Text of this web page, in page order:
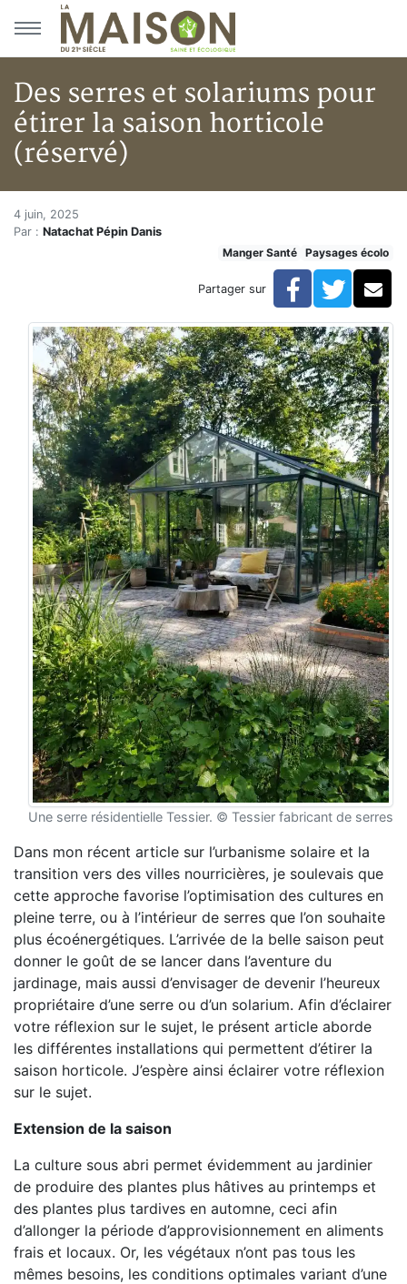
Aller au menu principal
Aller au contenu principal
Des serres et solariums pour
étirer la saison horticole
(réservé)
Accueil
Articles
Des serres et solariums pour étirer la saison
Des serres et solariums pour
4 juin, 2025
Par : Natachat Pépin Danis
Manger Santé
Paysages écolo
Partager sur Facebook
Une serre résidentielle Tessier. © Tessier fabricant de serres
Dans mon récent article sur l’urbanisme solaire et la
transition vers des villes nourricières, je soulevais que
cette approche favorise l’optimisation des cultures en
pleine terre, ou à l’intérieur de serres que l’on souhaite
plus écoénergétiques. L’arrivée de la belle saison peut
donner le goût de se lancer dans l’aventure du
jardinage, mais aussi d’envisager de devenir l’heureux
propriétaire d’une serre ou d’un solarium. Afin d’éclairer
votre réflexion sur le sujet, le présent article aborde
les différentes installations qui permettent d’étirer la
saison horticole. J’espère ainsi éclairer votre réflexion
sur le sujet.
Extension de la saison
La culture sous abri permet évidemment au jardinier
de produire des plantes plus hâtives au printemps et
des plantes plus tardives en automne, ceci afin
d’allonger la période d’approvisionnement en aliments
frais et locaux. Or, les végétaux n’ont pas tous les
mêmes besoins, les conditions optimales variant d’une